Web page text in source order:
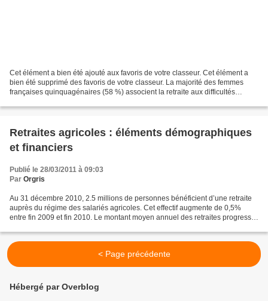
Cet élément a bien été ajouté aux favoris de votre classeur. Cet élément a
bien été supprimé des favoris de votre classeur. La majorité des femmes
françaises quinquagénaires (58 %) associent la retraite aux difficultés
Retraites agricoles : éléments démographiques
et financiers
Publié le 28/03/2011 à 09:03
Par Orgris
Au 31 décembre 2010, 2.5 millions de personnes bénéficient d’une retraite
auprès du régime des salariés agricoles. Cet effectif augmente de 0,5%
entre fin 2009 et fin 2010. Le montant moyen annuel des retraites progresse
< Page précédente
Hébergé par Overblog